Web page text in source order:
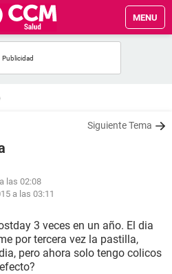
MENU
Siguiente Tema
las 02:08
a las 03:11
3 veces en un año. El dia
por tercera vez la pastilla,
pero ahora solo tengo colicos